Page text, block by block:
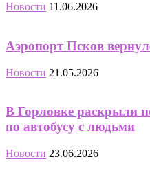
Новости 11.06.2026
Аэропорт Псков
Новости 21.05.2026
В Горловке раскрыли
по автобусу с людьми
Новости 23.06.2026